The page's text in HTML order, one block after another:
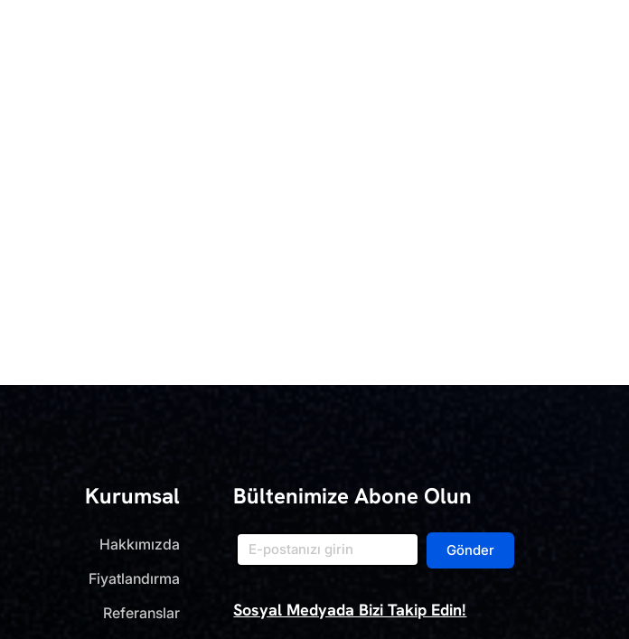
Kurumsal
Hakkımızda
Fiyatlandırma
Referanslar
Bültenimize Abone Olun
Gönder
Sosyal Medyada Bizi Takip Edin!